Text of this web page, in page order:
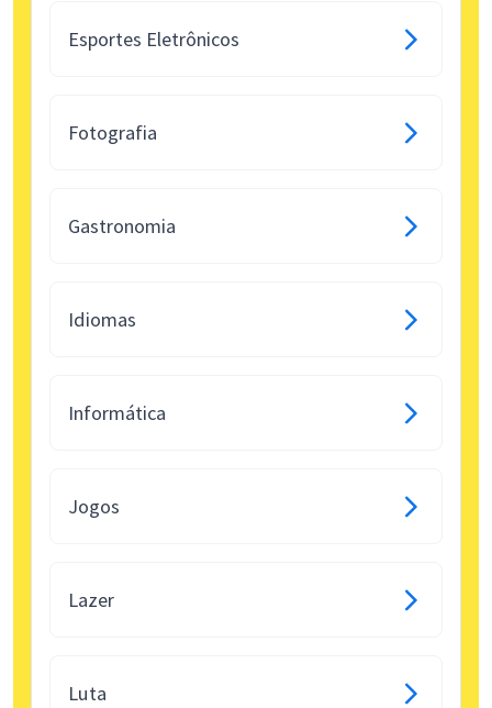
Esportes Eletrônicos
Fotografia
Gastronomia
Idiomas
Informática
Jogos
Lazer
Luta